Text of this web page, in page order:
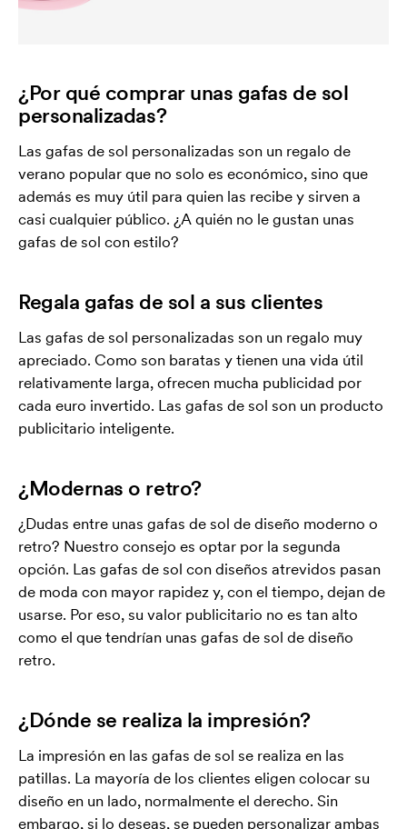
¿Por qué comprar unas gafas de sol
personalizadas?
Las gafas de sol personalizadas son un regalo de
verano popular que no solo es económico, sino que
además es muy útil para quien las recibe y sirven a
casi cualquier público. ¿A quién no le gustan unas
gafas de sol con estilo?
Regala gafas de sol a sus clientes
Las gafas de sol personalizadas son un regalo muy
apreciado. Como son baratas y tienen una vida útil
relativamente larga, ofrecen mucha publicidad por
cada euro invertido. Las gafas de sol son un producto
publicitario inteligente.
¿Modernas o retro?
¿Dudas entre unas gafas de sol de diseño moderno o
retro? Nuestro consejo es optar por la segunda
opción. Las gafas de sol con diseños atrevidos pasan
de moda con mayor rapidez y, con el tiempo, dejan de
usarse. Por eso, su valor publicitario no es tan alto
como el que tendrían unas gafas de sol de diseño
retro.
¿Dónde se realiza la impresión?
La impresión en las gafas de sol se realiza en las
patillas. La mayoría de los clientes eligen colocar su
diseño en un lado, normalmente el derecho. Sin
embargo, si lo deseas, se pueden personalizar ambas